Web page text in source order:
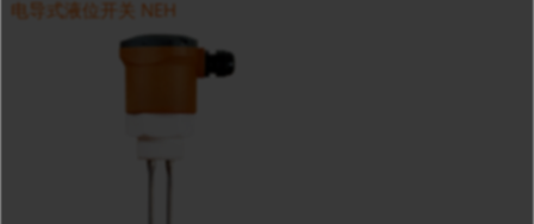
电导式液位开关 NEH